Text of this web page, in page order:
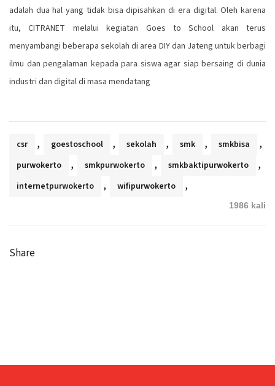
adalah dua hal yang tidak bisa dipisahkan di era digital. Oleh karena
itu, CITRANET melalui kegiatan Goes to School akan terus
menyambangi beberapa sekolah di area DIY dan Jateng untuk berbagi
ilmu dan pengalaman kepada para siswa agar siap bersaing di dunia
industri dan digital di masa mendatang
csr , goestoschool , sekolah , smk , smkbisa ,
purwokerto , smkpurwokerto , smkbaktipurwokerto ,
internetpurwokerto , wifipurwokerto ,
1986 kali
Share